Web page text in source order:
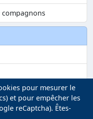
pour mesurer le
et pour empêcher les
reCaptcha). Êtes-